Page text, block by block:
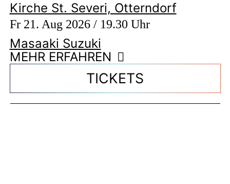
Kirche St. Severi, Otterndorf
Fr 21. Aug 2026 / 19.30 Uhr
Masaaki Suzuki
TICKETS
MEHR ERFAHREN